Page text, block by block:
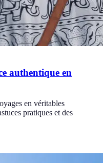
authentique en
en véritables
pratiques et des